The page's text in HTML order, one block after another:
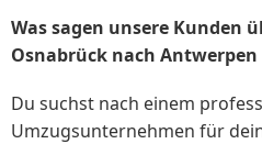
Was sagen unsere Kunden
Osnabrück nach
Du suchst nach einem
Umzugsunternehmen für